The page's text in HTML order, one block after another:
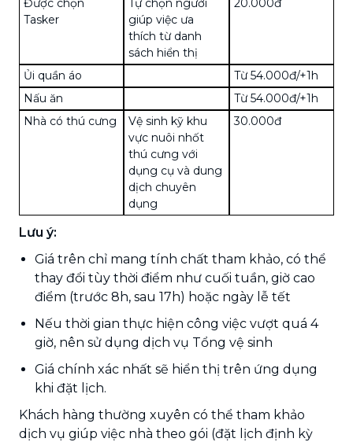
Được chọn
Tasker
Tự chọn người
giúp việc ưa
thích từ danh
sách hiển thị
20.000đ
Ủi quần áo
Từ 54.000đ/+1h
Nấu ăn
Từ 54.000đ/+1h
Nhà có thú cưng
Vệ sinh kỹ khu
vực nuôi nhốt
thú cưng với
dụng cụ và dung
dịch chuyên
dụng
30.000đ
Lưu ý:
Giá trên chỉ mang tính chất tham khảo, có thể
thay đổi tùy thời điểm như cuối tuần, giờ cao
điểm (trước 8h, sau 17h) hoặc ngày lễ tết
Nếu thời gian thực hiện công việc vượt quá 4
giờ, nên sử dụng dịch vụ Tổng vệ sinh
Giá chính xác nhất sẽ hiển thị trên ứng dụng
khi đặt lịch.
Khách hàng thường xuyên có thể tham khảo
dịch vụ giúp việc nhà theo gói (đặt lịch định kỳ